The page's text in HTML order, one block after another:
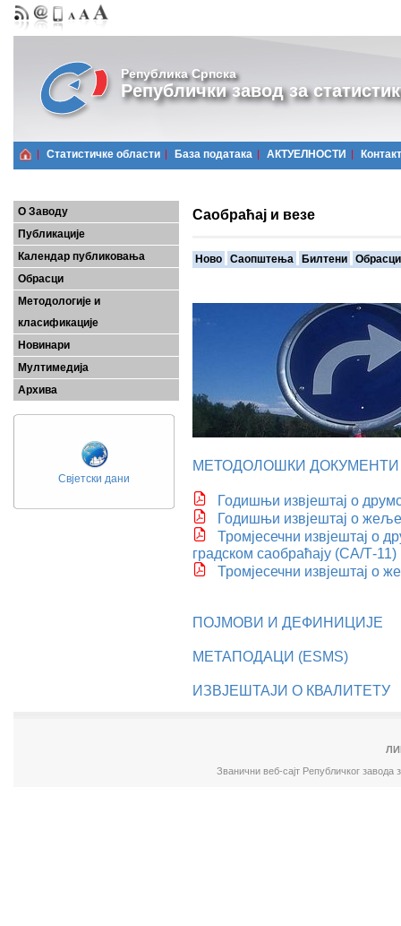
Република Српска
Републички завод за
Статистичке области Базa података АКТУЕЛНОСТИ Контакт
О Заводу
Публикације
Календар публиковања
Обрасци
Методологије и
класификације
Новинари
Мултимедија
Архива
Свјетски дани
Саобраћај и везе
Ново Саопштења Билтени Обрасци
МЕТОДОЛОШКИ ДОКУМЕНТИ
Годишњи извјештај о
Годишњи извјештај о
Тромјесечни извјештај о
градском саобраћају (СА/Т-11)
Тромјесечни извјештај о
ПОЈМОВИ И ДЕФИНИЦИЈЕ
МЕТАПОДАЦИ (ESMS)
ИЗВЈЕШТАЈИ О КВАЛИТЕТУ
Званични веб-сајт Републичког